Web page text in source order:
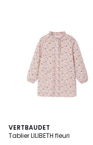
VERTBAUDET
Tablier LILIBETH fleuri